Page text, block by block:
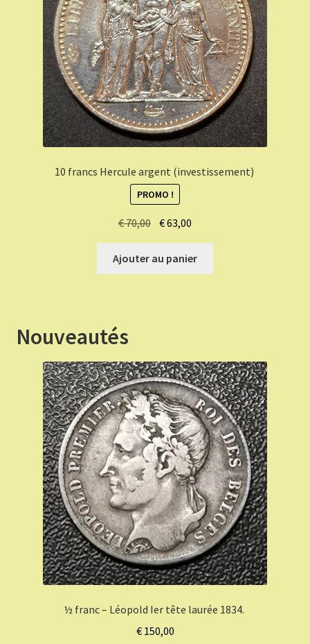
10 francs Hercule argent (investissement)
PROMO !
€70,00 Le
initial
était :
€63,00
actuel
est :
Ajouter au panier
Nouveautés
½ franc – Léopold Ier tête laurée 1834.
€150,00